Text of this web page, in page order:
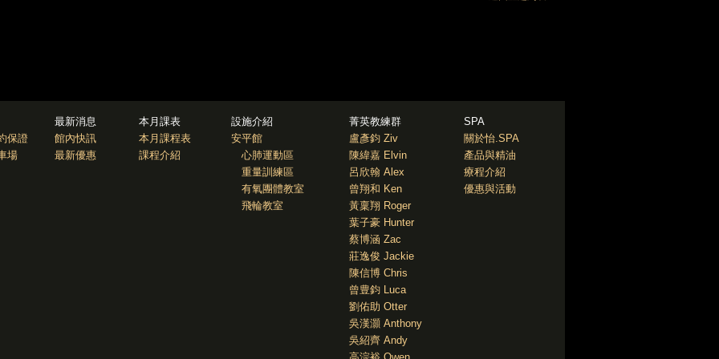
保證
場
最新消息
館內快訊
最新優惠
本月課表
本月課程表
課程介紹
設施介紹
安平館
心肺運動區
重量訓練區
有氧團體教室
飛輪教室
菁英教練群
盧彥鈞 Ziv
陳緯嘉 Elvin
呂欣翰 Alex
曾翔和 Ken
黃稟翔 Roger
葉子豪 Hunter
蔡博涵 Zac
莊逸俊 Jackie
陳信博 Chris
曾豊鈞 Luca
劉佑助 Otter
吳漢灝 Anthony
吳紹齊 Andy
SPA
關於怡.SPA
產品與精油
療程介紹
優惠與活動